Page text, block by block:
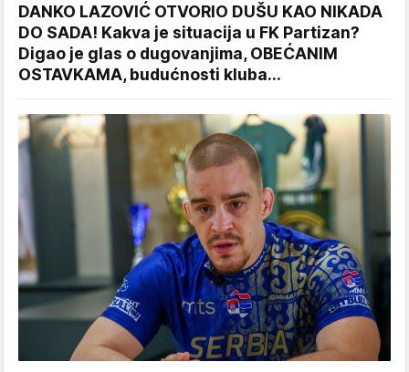
DANKO LAZOVIĆ OTVORIO DUŠU KAO NIKADA
DO SADA! Kakva je situacija u FK Partizan?
Digao je glas o dugovanjima, OBEĆANIM
OSTAVKAMA, budućnosti kluba...